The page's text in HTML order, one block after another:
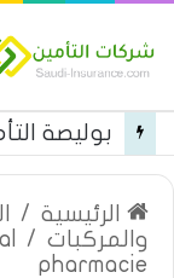
الرئيسية /
والمركبات /
pharmacie